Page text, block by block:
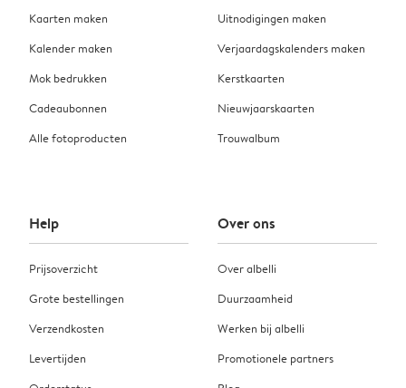
Kaarten maken
Kalender maken
Mok bedrukken
Cadeaubonnen
Alle fotoproducten
Uitnodigingen maken
Verjaardagskalenders maken
Kerstkaarten
Nieuwjaarskaarten
Trouwalbum
Help
Prijsoverzicht
Grote bestellingen
Verzendkosten
Levertijden
Over ons
Over albelli
Duurzaamheid
Werken bij albelli
Promotionele partners